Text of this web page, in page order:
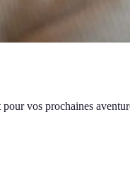
vos prochaines